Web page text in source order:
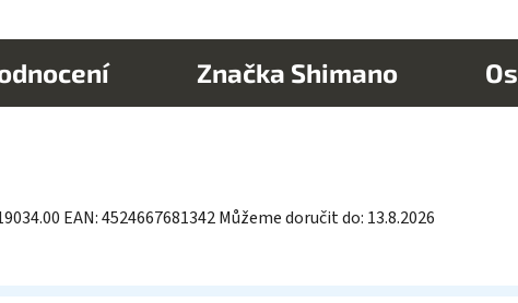
Značka Shimano
EAN:4524667681342Můžeme doručit do: 13.8.2026